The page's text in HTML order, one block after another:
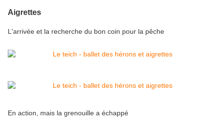
Aigrettes
L'arrivée et la recherche du bon coin pour la pêche
En action, mais la grenouille a échappé